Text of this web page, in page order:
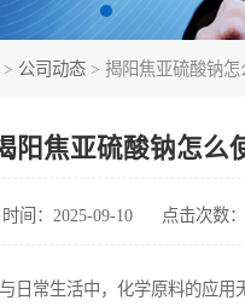
> 公司动态 > 揭阳焦亚硫酸钠怎
阳焦亚硫酸钠怎么
时间：2025-09-10 点击次数
日常生活中，化学原料的应用